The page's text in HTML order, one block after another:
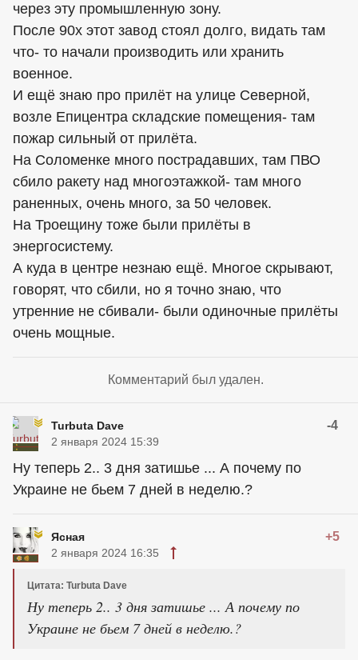
через эту промышленную зону.
После 90х этот завод стоял долго, видать там
что- то начали производить или хранить
военное.
И ещё знаю про прилёт на улице Северной,
возле Епицентра складские помещения- там
пожар сильный от прилёта.
На Соломенке много пострадавших, там ПВО
сбило ракету над многоэтажкой- там много
раненных, очень много, за 50 человек.
На Троещину тоже были прилёты в
энергосистему.
А куда в центре незнаю ещё. Многое скрывают,
говорят, что сбили, но я точно знаю, что
утренние не сбивали- были одиночные прилёты
очень мощные.
Комментарий был удален.
Turbuta Dave -4
2 января 2024 15:39
Ну теперь 2.. 3 дня затишье ... А почему по
Украине не бьем 7 дней в неделю.?
Ясная +5
2 января 2024 16:35
Цитата: Turbuta Dave
Ну теперь 2.. 3 дня затишье ... А почему по
Украине не бьем 7 дней в неделю.?